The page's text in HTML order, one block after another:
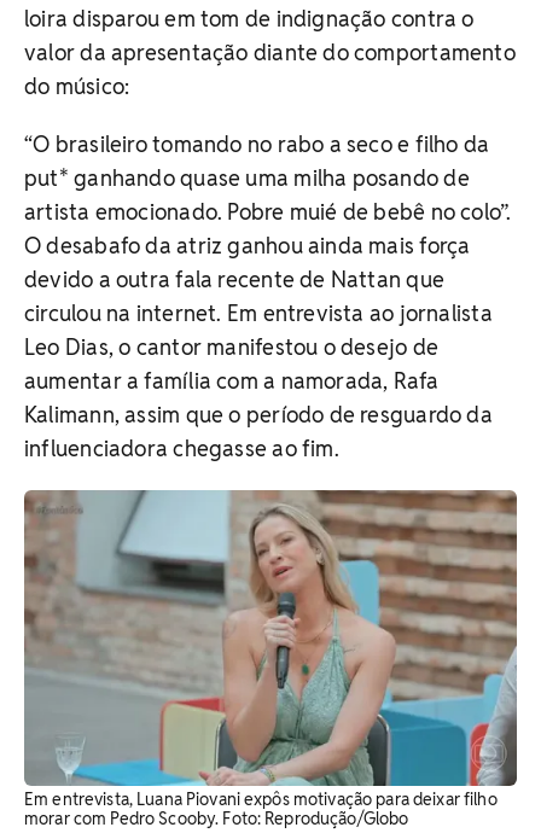
loira disparou em tom de indignação contra o
valor da apresentação diante do comportamento
do músico:
“O brasileiro tomando no rabo a seco e filho da
put* ganhando quase uma milha posando de
artista emocionado. Pobre muié de bebê no colo”.
O desabafo da atriz ganhou ainda mais força
devido a outra fala recente de Nattan que
circulou na internet. Em entrevista ao jornalista
Leo Dias, o cantor manifestou o desejo de
aumentar a família com a namorada, Rafa
Kalimann, assim que o período de resguardo da
influenciadora chegasse ao fim.
Em entrevista, Luana Piovani expôs motivação para deixar filho
morar com Pedro Scooby. Foto: Reprodução/Globo